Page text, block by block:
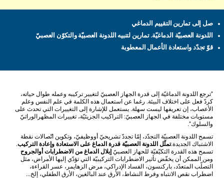
صل إلى تمارين التقييم الدماغي
اللدونة العصبيّة الدماغيّة. تمارين لتنبيه اللدونة العصبيّة والتكوّن العصبيّ
قوّ تجدّد واستعادة الأعمال المعطوبة
"ترجع اللدونة الدماغيّة إلى قدرة الجهاز العصبيّ لتغيير تركيبه وعمله طوال حياته،
كردّ فعل على اختلاف البيئة. رغما عن استعمال هذه الكلمة في علم النفس وعلم
الأعصاب، إن تعريفها ليست سهلة. يستعمل للإشارة إلى التغييرات التي تحدث على
مستويات مختلفة في الجهاز العصبيّ: التراكيب الجزيئيّة، تغييرات المظهرالوراثيّ
والسلوك".
تسمح اللدونة العصبيّة التجدّد، إمّا تجددّ تشريحيّ أووظيفيّ، وتكوين اتّصالات نقطة
الاشتباك الجديدة.تمثّل اللدونة العصبيّة قدرة الدماغ على الاستعادة وإعادة التركيب.
تسمح هذه القدرة التكيّفيّة للحهاز العصبيّ إبلال الدماغ من الاضطرابات أوالجروح
ومن الممكن أن يخفّض تأثير الاضطرابات التركيبيّة التي تؤدّي إليها الأمراض، مثل
التصلّب المتعدّد، باركنسون، الفساد الإدراكي، مرض الزهايمر، عسر القراءة،
اضطراب نقص الانتباه وفرط النشاط، الأرق عند البالغين، الأرق الطفلي، إلخ...